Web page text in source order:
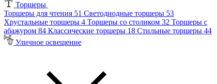
Торшеры
Торшеры для чтения 51 Светодиодные торшеры 53
Хрустальные торшеры 4 Торшеры со столиком 32 Торшеры с
абажуром 84 Классические торшеры 18 Стильные торшеры 44
Уличное освещение